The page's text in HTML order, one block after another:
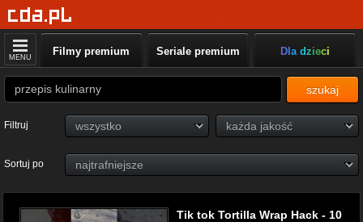
MENU Filmy premium Seriale premium Dla dzieci
szukaj
Filtruj
Sortuj po
Tik tok Tortilla Wrap Hack - 10